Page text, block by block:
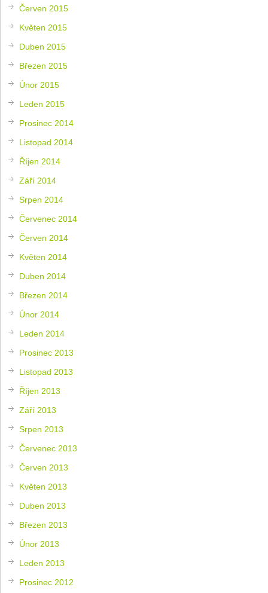
Červen 2015
Květen 2015
Duben 2015
Březen 2015
Únor 2015
Leden 2015
Prosinec 2014
Listopad 2014
Říjen 2014
Září 2014
Srpen 2014
Červenec 2014
Červen 2014
Květen 2014
Duben 2014
Březen 2014
Únor 2014
Leden 2014
Prosinec 2013
Listopad 2013
Říjen 2013
Září 2013
Srpen 2013
Červenec 2013
Červen 2013
Květen 2013
Duben 2013
Březen 2013
Únor 2013
Leden 2013
Prosinec 2012